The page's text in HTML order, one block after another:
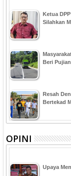
Ketua
Silahkan
Beri Pujian
Resah
Bertekad
OPINI
Upaya